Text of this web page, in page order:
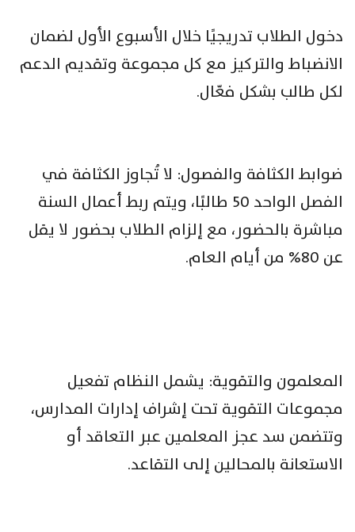
دخول الطلاب تدريجيًا خلال الأسبوع الأول لضمان
الانضباط والتركيز مع كل مجموعة وتقديم الدعم
لكل طالب بشكل فعّال.
ضوابط الكثافة والفصول: لا تُجاوز الكثافة في
الفصل الواحد 50 طالبًا، ويتم ربط أعمال السنة
مباشرة بالحضور، مع إلزام الطلاب بحضور لا يقل
عن 80% من أيام العام.
المعلمون والتقوية: يشمل النظام تفعيل
مجموعات التقوية تحت إشراف إدارات المدارس،
وتتضمن سد عجز المعلمين عبر التعاقد أو
الاستعانة بالمحالين إلى التقاعد.